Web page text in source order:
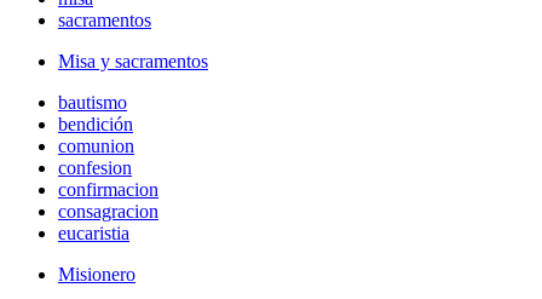
sacramentos
Misa y sacramentos
bautismo
bendición
comunion
confesion
confirmacion
consagracion
eucaristia
Misionero